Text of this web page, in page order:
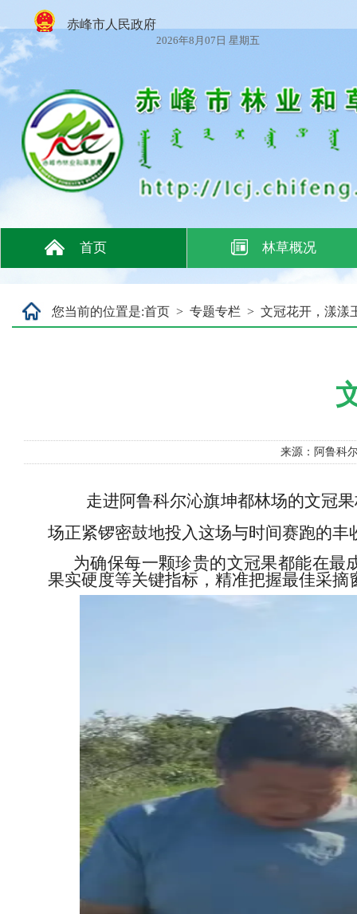
赤峰市人民政府
2026年8月07日 星期五
首页 林草概况
您当前的位置是:首页 > 专题专栏 > 文冠花开，漾漾
来源：阿鲁科
走进阿鲁科尔沁旗坤都林场的文冠
场正紧锣密鼓地投入这场与时间赛跑的丰
为确保每一颗珍贵的文冠果都能在最
果实硬度等关键指标，精准把握最佳采摘